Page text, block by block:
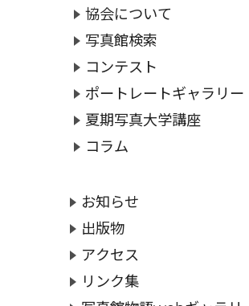
協会について
写真館検索
コンテスト
ポートレートギャラリー
夏期写真大学講座
コラム
お知らせ
出版物
アクセス
リンク集